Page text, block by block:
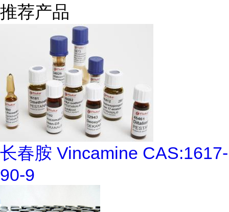
推荐产品
长春胺 Vincamine CAS:1617-
90-9